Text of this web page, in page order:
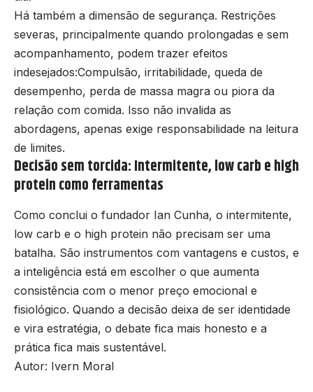
Há também a dimensão de segurança. Restrições
severas, principalmente quando prolongadas e sem
acompanhamento, podem trazer efeitos
indesejados:Compulsão, irritabilidade, queda de
desempenho, perda de massa magra ou piora da
relação com comida. Isso não invalida as
abordagens, apenas exige responsabilidade na leitura
de limites.
Decisão sem torcida: Intermitente, low carb e high
protein como ferramentas
Como conclui o fundador Ian Cunha, o intermitente,
low carb e o high protein não precisam ser uma
batalha. São instrumentos com vantagens e custos, e
a inteligência está em escolher o que aumenta
consistência com o menor preço emocional e
fisiológico. Quando a decisão deixa de ser identidade
e vira estratégia, o debate fica mais honesto e a
prática fica mais sustentável.
Autor: Ivern Moral